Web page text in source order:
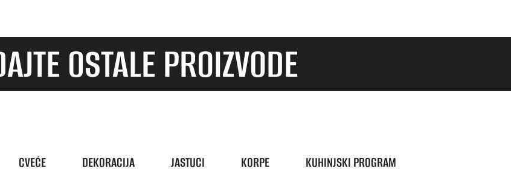
OSTALE PROIZVODE
CVEĆE DEKORACIJA JASTUCI KORPE KUHINJSKI PROGRAM